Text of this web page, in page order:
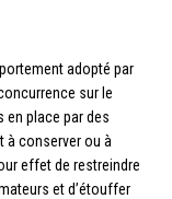
adopté par
sur le
en place par des
à conserver ou à
effet de restreindre
et d’étouffer